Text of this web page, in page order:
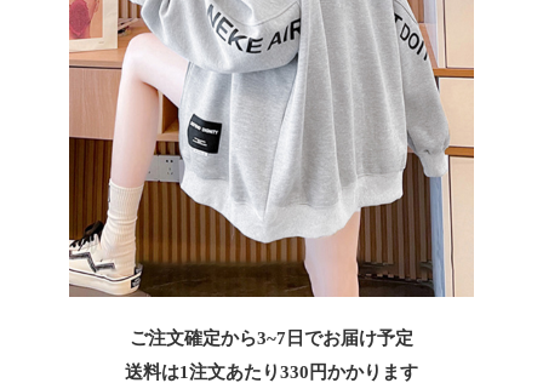
ご注文確定から3~7日でお届け予定
送料は1注文あたり330 円かかります